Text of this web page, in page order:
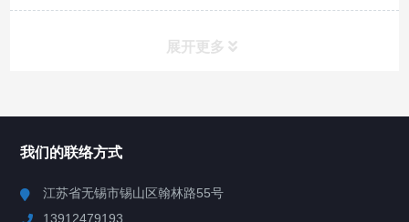
展开更多
我们的联络方式
江苏省无锡市锡山区翰林路55号
13912479193